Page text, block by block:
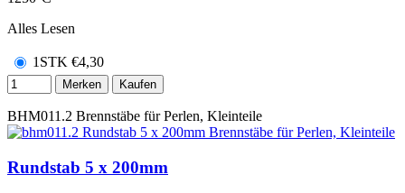
Alles Lesen
1STK €4,30
Merken Kaufen
BHM011.2 Brennstäbe für Perlen, Kleinteile
Rundstab 5 x 200mm